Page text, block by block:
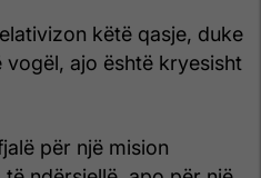
këtë qasje, duke
ajo është kryesisht
për një mision